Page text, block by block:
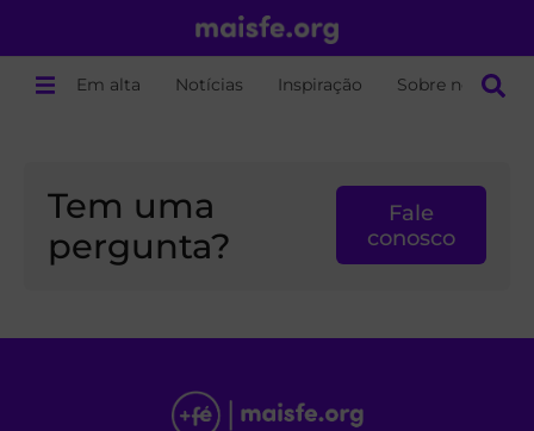
Em alta Notícias Inspiração Sobre nós
Tem uma
pergunta?
Fale
conosco